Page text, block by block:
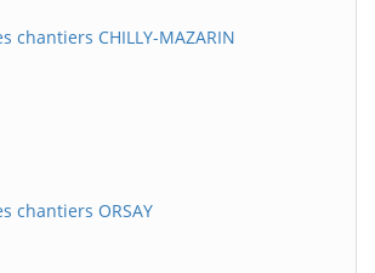
chantiers CHILLY-MAZARIN
chantiers ORSAY